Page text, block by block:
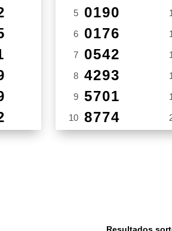
5 0190
6 0176
7 0542
8 4293
9 5701
10 8774
Resultados